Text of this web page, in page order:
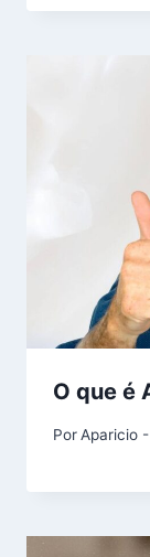
O que é
PorAparicio